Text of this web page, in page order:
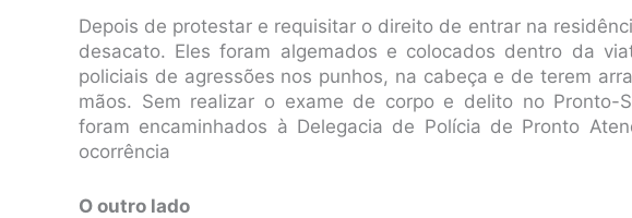
Depois de protestar e requisitar o direito de entrar na
desacato. Eles foram algemados e colocados dentro da
policiais de agressões nos punhos, na cabeça e de terem
mãos. Sem realizar o exame de corpo e delito no Pronto-
foram encaminhados à Delegacia de Polícia de Pronto
ocorrência
O outro lado